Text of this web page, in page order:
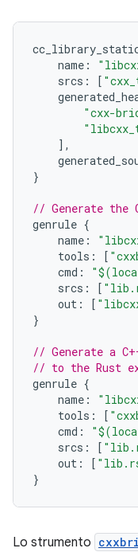
name :
srcs : [
"cxx-
],
}
// Generate the
genrule {
name :
tools : [
cmd :
srcs : [
out : [
}
// Generate a
// to the Rust
genrule {
name :
tools : [
cmd :
srcs : [
out : [
}
Lo strumento